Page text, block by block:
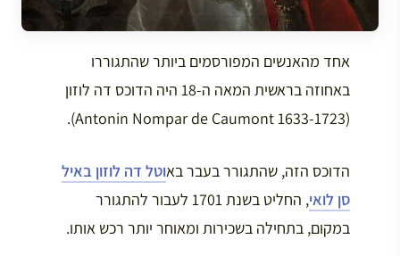
אחד מהאנשים המפורסמים ביותר שהתגוררו
באחוזה בראשית המאה ה-18 היה הדוכס דה לוזון
(Antonin Nompar de Caumont 1633-1723).
הדוכס הזה, שהתגורר בעבר באוטל דה לוזון באיל
סן לואי
, החליט בשנת 1701 לעבור להתגורר
במקום, בתחילה בשכירות ומאוחר יותר רכש אותו.